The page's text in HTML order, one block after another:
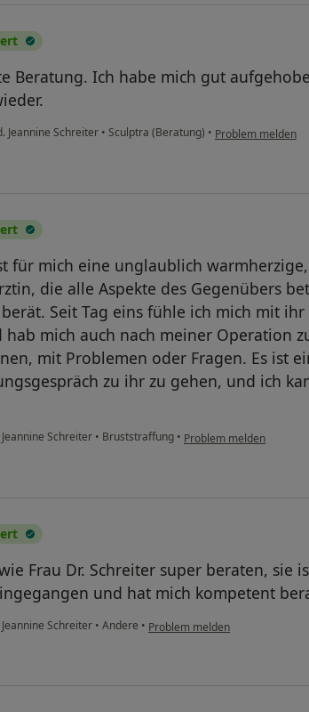
Beratung. Ich habe mich gut
Jeannine Schreiter • Sculptra (Beratung) • Problem melden
für mich eine unglaublich
die alle Aspekte des Gegenübers
Seit Tag eins fühle ich mich mit
mich auch nach meiner Operation
mit Problemen oder Fragen. Es ist
zu ihr zu gehen, und ich
Schreiter • Bruststraffung • Problem melden
Frau Dr. Schreiter super beraten, sie
und hat mich kompetent
Schreiter • Andere • Problem melden